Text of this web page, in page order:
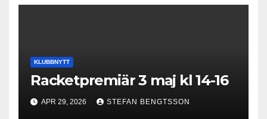
KLUBBNYTT
Racketpremiär 3 maj kl 14-16
APR 29, 2026 STEFAN BENGTSSON